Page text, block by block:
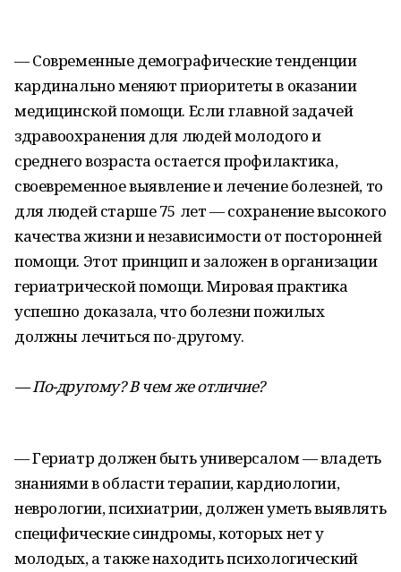
— Современные демографические тенденции
кардинально меняют приоритеты в оказании
медицинской помощи. Если главной задачей
здравоохранения для людей молодого и
среднего возраста остается профилактика,
своевременное выявление и лечение болезней, то
для людей старше 75 лет — сохранение высокого
качества жизни и независимости от посторонней
помощи. Этот принцип и заложен в организации
гериатрической помощи. Мировая практика
успешно доказала, что болезни пожилых
должны лечиться по-другому.
— По-другому? В чем же отличие?
— Гериатр должен быть универсалом — владеть
знаниями в области терапии, кардиологии,
неврологии, психиатрии, должен уметь выявлять
специфические синдромы, которых нет у
молодых, а также находить психологический